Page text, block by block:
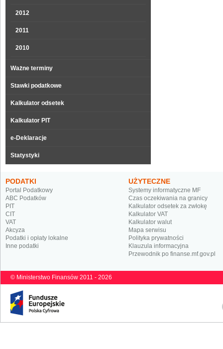
2012
2011
2010
Ważne terminy
Stawki podatkowe
Kalkulator odsetek
Kalkulator PIT
e-Deklaracje
Statystyki
PODATKI
Portal Podatkowy
ABC Podatków
PIT
CIT
VAT
Akcyza
Podatki i opłaty lokalne
Inne podatki
UŻYTECZNE
Systemy informatyczne MF
Czas oczekiwania na granicy
Kalkulator odsetek za zwłokę
Kalkulator VAT
Kalkulator walut
Mapa serwisu
Polityka prywatności
Klauzula informacyjna
Przewodnik po finanse.mf.gov.pl
© Ministerstwo Finansów 2011 - 2026